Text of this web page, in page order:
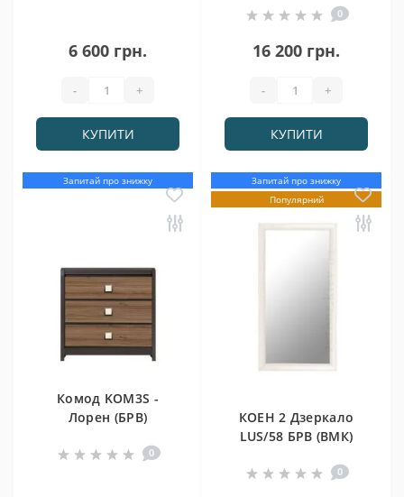
6 600 грн.
- +
КУПИТИ
0
16 200 грн.
- +
КУПИТИ
Запитай про знижку
Комод KOM3S -
Лорен (БРВ)
0
Запитай про знижку
Популярний
КОЕН 2 Дзеркало
LUS/58 БРВ (ВМК)
0